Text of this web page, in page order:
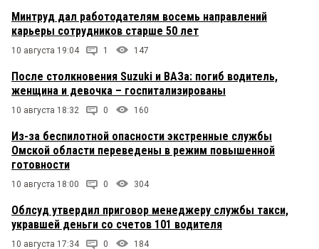
Минтруд дал работодателям восемь направлений
карьеры сотрудников старше 50 лет
10 августа 19:04 1 147
После столкновения Suzuki и ВАЗа: погиб водитель,
женщина и девочка – госпитализированы
10 августа 18:32 0 160
Из-за беспилотной опасности экстренные службы
Омской области переведены в режим повышенной
готовности
10 августа 18:00 0 304
Облсуд утвердил приговор менеджеру службы такси,
укравшей деньги со счетов 101 водителя
10 августа 17:34 0 184